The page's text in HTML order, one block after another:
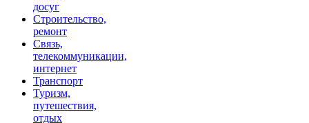
досуг
Строительство,
ремонт
Связь,
телекоммуникации,
интернет
Транспорт
Туризм,
путешествия,
отдых